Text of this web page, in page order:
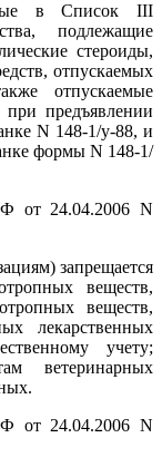
в Список III
подлежащие
стероиды,
отпускаемых
отпускаемые
предъявлении
N 148-1/у-88, и
формы N 148-1/
от 24.04.2006 N
запрещается
веществ,
веществ,
лекарственных
учету;
ветеринарных
от 24.04.2006 N